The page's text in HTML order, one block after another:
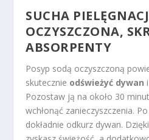
SUCHA
OCZYSZCZONA,
ABSORPENTY
Posyp sodą oczyszczoną
skutecznie odświeżyć dywan
Pozostaw ją na około 30
wchłonąć zanieczyszczenia.
dokładnie odkurz dywan.